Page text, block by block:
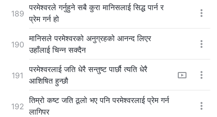
189
परमेश्‍वरले गर्नुहुने सबै कुरा मानिसलाई सिद्ध पार्न र
प्रेम गर्न हो
190
मानिसले परमेश्‍वरको अनुग्रहको आनन्द लिएर
उहाँलाई चिन्न सक्दैन
191
परमेश्‍वरलाई जति धेरै सन्तुष्ट पार्छौ त्यति धेरै
आशिषित हुन्छौ
192
तिम्रो कष्ट जति ठूलो भए पनि परमेश्‍वरलाई प्रेम गर्न
लागिपर